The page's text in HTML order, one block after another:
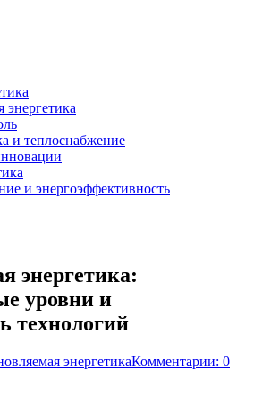
энергетика
и теплоснабжение
и энергоэффективность
энергетика:
уровни и
технологий
энергетикаКомментарии: 0